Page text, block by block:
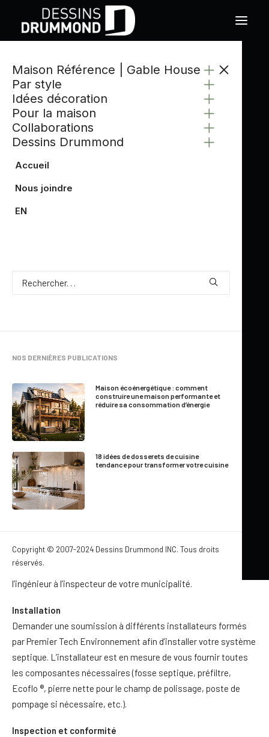
Maison Référence | Gable House
Par style
Idées décoration
Pour la maison
Collaborations
Dessins Drummond
Accueil
Nous joindre
EN
NOS DERNIÈRES PUBLICATIONS
Maison écoénergétique : comment
construire une maison performante et
réduire sa consommation d’énergie
18 idées de dosserets de cuisine
tendance pour transformer votre cuisine
Copyright © 2007-2024 Dessins Drummond INC. Tous droits
réservés.
1 Minutes | Mis à jour le 15 mai 2026
Voici les étapes à suivre
Contacter untechnologueou uningénieurpour obtenir les
plans et devis* (profil de votre terrain, topographie du site,
pente du terrain, niveau de perméabilité, etc.).
*Exigés par leMinistère du Développement durable
Obtention du permis
Soumettre les plans et devis reçus du technologue ou de
l’ingénieur à l’inspecteur de votre municipalité.
Installation
Demander une soumission à différents installateurs formés
par Premier Tech Environnement afin d’installer votre système
septique. L’installateur est en mesure de vous fournir toutes
les composantes nécessaires (fosse septique, préfiltre,
Ecoflo ®, pierre nette pour le champ de polissage, poste de
pompage si nécessaire, etc.).
Inspection et conformité